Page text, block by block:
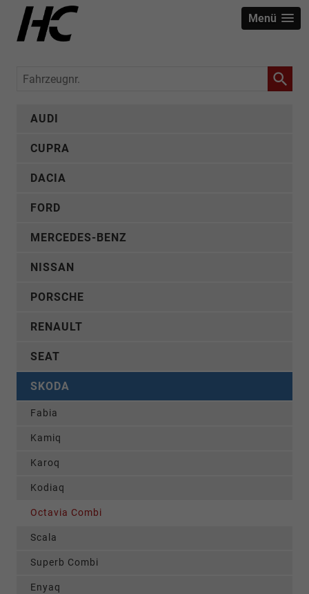
Menü
Fahrzeugnr.
AUDI
CUPRA
DACIA
FORD
MERCEDES-BENZ
NISSAN
PORSCHE
RENAULT
SEAT
SKODA
Fabia
Kamiq
Karoq
Kodiaq
Octavia Combi
Scala
Superb Combi
Enyaq